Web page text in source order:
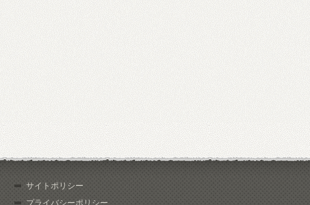
サイトポリシー
プライバシーポリシー